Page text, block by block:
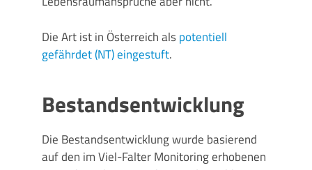
Die Art ist in Österreich alspotentiell
gefährdet (NT) eingestuft.
Bestandsentwicklung
Die Bestandsentwicklung wurde basierend
auf den im Viel-Falter Monitoring erhobenen